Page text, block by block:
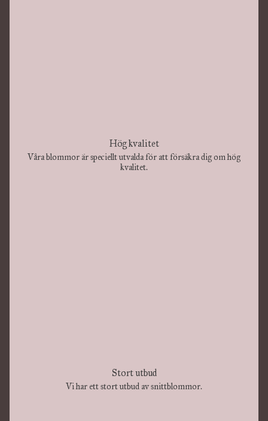
Hög kvalitet
Våra blommor är speciellt utvalda för att försäkra dig om hög
kvalitet.
Stort utbud
Vi har ett stort utbud av snittblommor.